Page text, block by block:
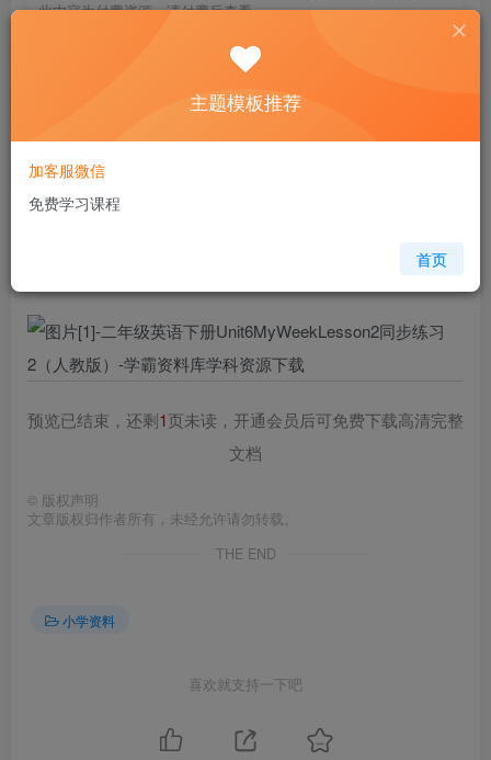
此内容为付费资源，请付费后查看
9.6
免费
暂时无法购买，请与站长联系
17.00 KB
预览已结束，还剩1页未读，开通会员后可免费下载高清完整
文档
© 版权声明
文章版权归作者所有，未经允许请勿转载。
THE END
小学资料
喜欢就支持一下吧
主题模板推荐
加客服微信
免费学习课程
首页